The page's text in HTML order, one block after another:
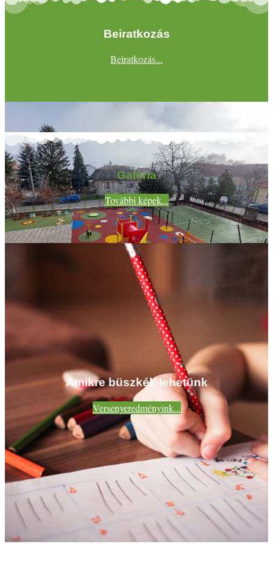
Beiratkozás
Beiratkozás...
Galéria
További képek...
Amikre büszkék lehetünk
Versenyeredményink...